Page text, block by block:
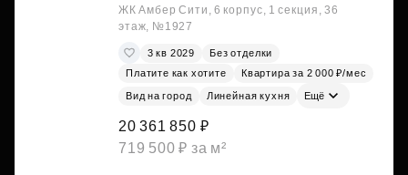
ЖК Амбер Сити, 6 корпус, 1 секция, 36
этаж, №1927
3 кв 2029
Без отделки
Платите как хотите
Квартира за 2 000 ₽/мес
Вид на город Линейная кухня Ещё
20 361 850 ₽
719 500 ₽ за м²